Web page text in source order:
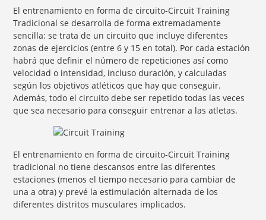
El entrenamiento en forma de circuito-Circuit Training
Tradicional se desarrolla de forma extremadamente
sencilla: se trata de un circuito que incluye diferentes
zonas de ejercicios (entre 6 y 15 en total). Por cada estación
habrá que definir el número de repeticiones así como
velocidad o intensidad, incluso duración, y calculadas
según los objetivos atléticos que hay que conseguir.
Además, todo el circuito debe ser repetido todas las veces
que sea necesario para conseguir entrenar a las atletas.
El entrenamiento en forma de circuito-Circuit Training
tradicional no tiene descansos entre las diferentes
estaciones (menos el tiempo necesario para cambiar de
una a otra) y prevé la estimulación alternada de los
diferentes distritos musculares implicados.